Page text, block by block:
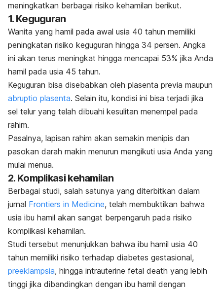
meningkatkan berbagai risiko kehamilan berikut.
1. Keguguran
Wanita yang hamil pada awal usia 40 tahun memiliki
peningkatan risiko keguguran hingga 34 persen. Angka
ini akan terus meningkat hingga mencapai 53% jika Anda
hamil pada usia 45 tahun.
Keguguran bisa disebabkan oleh plasenta previa maupun
abruptio plasenta. Selain itu, kondisi ini bisa terjadi jika
sel telur yang telah dibuahi kesulitan menempel pada
rahim.
Pasalnya, lapisan rahim akan semakin menipis dan
pasokan darah makin menurun mengikuti usia Anda yang
mulai menua.
2. Komplikasi kehamilan
Berbagai studi, salah satunya yang diterbitkan dalam
jurnal Frontiers in Medicine, telah membuktikan bahwa
usia ibu hamil akan sangat berpengaruh pada risiko
komplikasi kehamilan.
Studi tersebut menunjukkan bahwa ibu hamil usia 40
tahun memiliki risiko terhadap diabetes gestasional,
preeklampsia, hingga intrauterine fetal death yang lebih
tinggi jika dibandingkan dengan ibu hamil dengan